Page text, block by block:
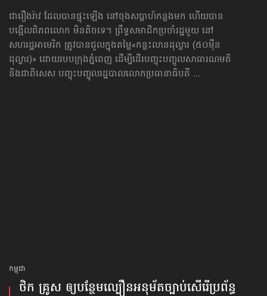
ជារឿងរ៉ាវ ដែលបានផ្ទុះឡើង នៅចុងសប្ដាហ៍កន្លងមក ហើយបាន
បង្អើលពិភពលោក មិនតិចទេ។ ព្រឹទ្ធសមាជិកប្រចាំរដ្ឋមួយ នៅ
សហរដ្ឋអាមេរិក ត្រូវបានជួលក្នុងតម្លៃ«កន្លះ​លាន​ដុល្លារ (៥០ម៉ឺន
ដុល្លារ)» ដោយរបបក្រុងភ្នំពេញ ដើម្បីដើរបញ្ចុះបញ្ចូលសាធារណមតិ
និងជាពិសេស បញ្ចុះបញ្ចូលរដ្ឋបាលលោកប្រធានាធិបតី ...
កម្ពុជា
ថិក គ្រូស ឲ្យ​បន្ថែម​ល្បឿន​អនុម័ត​ច្បាប់​សើរើ​ប្រព័ន្ធ​